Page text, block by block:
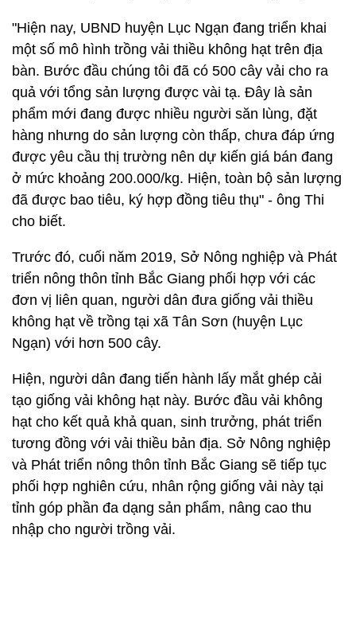
"Hiện nay, UBND huyện Lục Ngạn đang triển khai
một số mô hình trồng vải thiều không hạt trên địa
bàn. Bước đầu chúng tôi đã có 500 cây vải cho ra
quả với tổng sản lượng được vài tạ. Đây là sản
phẩm mới đang được nhiều người săn lùng, đặt
hàng nhưng do sản lượng còn thấp, chưa đáp ứng
được yêu cầu thị trường nên dự kiến giá bán đang
ở mức khoảng 200.000/kg. Hiện, toàn bộ sản lượng
đã được bao tiêu, ký hợp đồng tiêu thụ" - ông Thi
cho biết.
Trước đó, cuối năm 2019, Sở Nông nghiệp và Phát
triển nông thôn tỉnh Bắc Giang phối hợp với các
đơn vị liên quan, người dân đưa giống vải thiều
không hạt về trồng tại xã Tân Sơn (huyện Lục
Ngạn) với hơn 500 cây.
Hiện, người dân đang tiến hành lấy mắt ghép cải
tạo giống vải không hạt này. Bước đầu vải không
hạt cho kết quả khả quan, sinh trưởng, phát triển
tương đồng với vải thiều bản địa. Sở Nông nghiệp
và Phát triển nông thôn tỉnh Bắc Giang sẽ tiếp tục
phối hợp nghiên cứu, nhân rộng giống vải này tại
tỉnh góp phần đa dạng sản phẩm, nâng cao thu
nhập cho người trồng vải.